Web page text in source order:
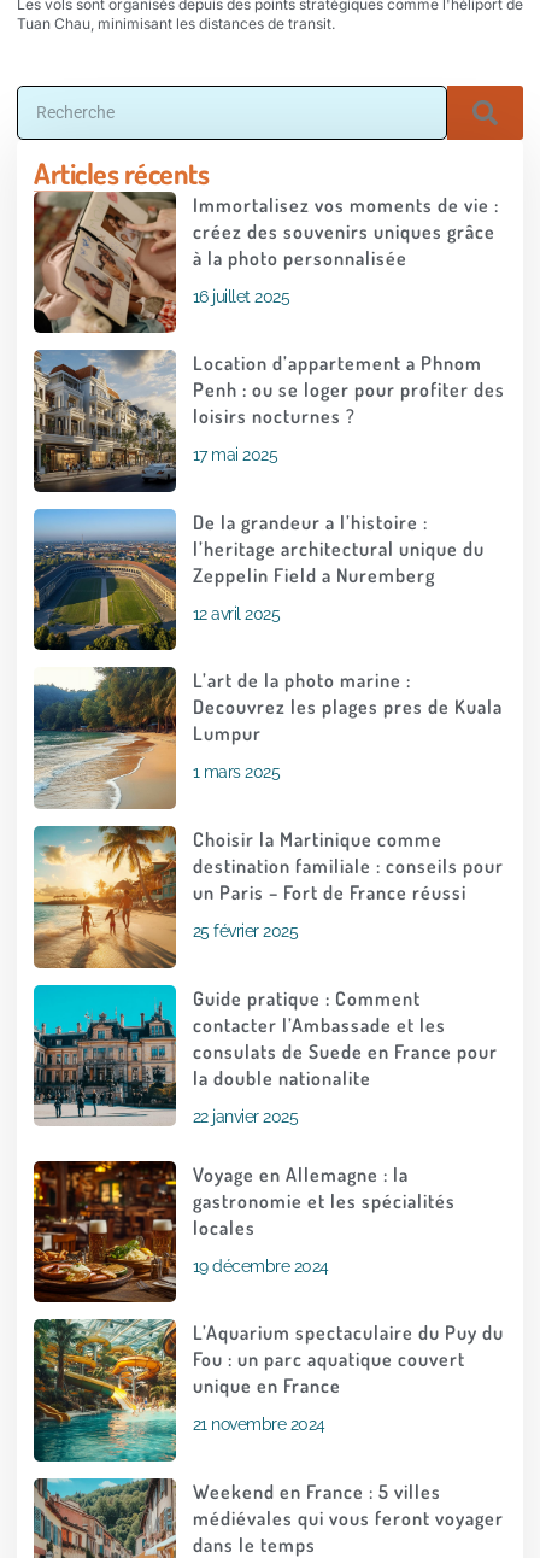
Les vols sont organisés depuis des points stratégiques comme l'héliport de
Tuan Chau, minimisant les distances de transit.
Articles récents
Immortalisez vos moments de vie :
créez des souvenirs uniques grâce
à la photo personnalisée
16 juillet 2025
Location d’appartement a Phnom
Penh : ou se loger pour profiter des
loisirs nocturnes ?
17 mai 2025
De la grandeur a l’histoire :
l’heritage architectural unique du
Zeppelin Field a Nuremberg
12 avril 2025
L’art de la photo marine :
Decouvrez les plages pres de Kuala
Lumpur
1 mars 2025
Choisir la Martinique comme
destination familiale : conseils pour
un Paris – Fort de France réussi
25 février 2025
Guide pratique : Comment
contacter l’Ambassade et les
consulats de Suede en France pour
la double nationalite
22 janvier 2025
Voyage en Allemagne : la
gastronomie et les spécialités
locales
19 décembre 2024
L’Aquarium spectaculaire du Puy du
Fou : un parc aquatique couvert
unique en France
21 novembre 2024
Weekend en France : 5 villes
médiévales qui vous feront voyager
dans le temps